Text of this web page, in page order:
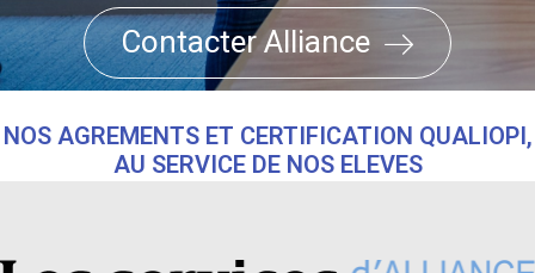
Contacter Alliance
NOS AGREMENTS ET CERTIFICATION QUALIOPI,
AU SERVICE DE NOS ELEVES